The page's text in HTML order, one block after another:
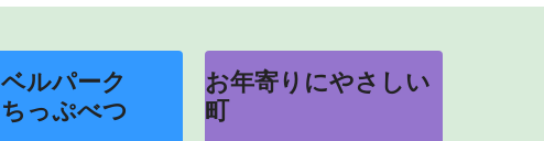
ベルパーク
ちっぷべつ
お年寄りにやさしい
町